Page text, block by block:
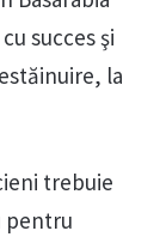
succes şi
la
trebuie
pentru